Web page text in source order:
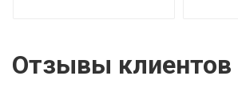
Отзывы клиентов